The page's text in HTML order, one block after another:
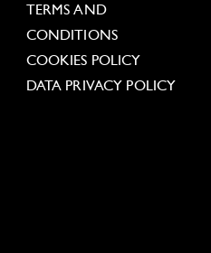
TERMS AND
CONDITIONS
COOKIES POLICY
DATA PRIVACY POLICY